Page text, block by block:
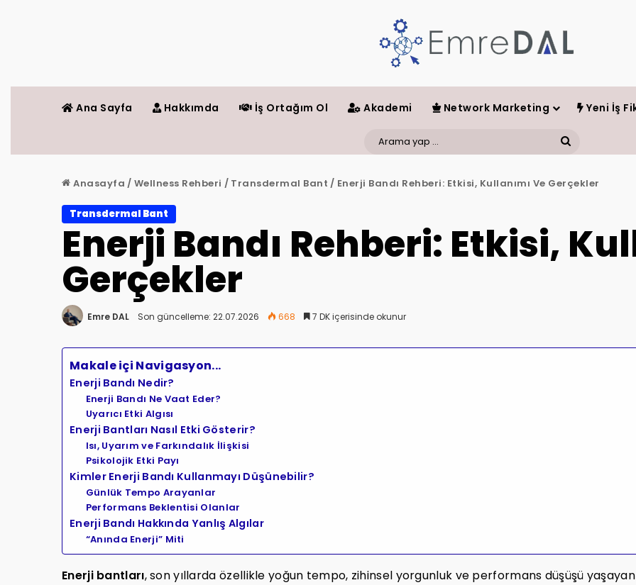
Ana Sayfa Hakkımda İş Ortağım Ol Akademi Network Marketing Yeni İş
Arama
...
Anasayfa / Wellness Rehberi / Transdermal Bant / Enerji Bandı Rehberi: Etkisi, Kullanımı Ve Gerçekler
Transdermal Bant
Enerji Bandı Rehberi: Etkisi,
Gerçekler
Emre DAL Son güncelleme: 22.07.2026 668 7 DK içerisinde okunur
Makale içi Navigasyon...
Enerji Bandı Nedir?
Enerji Bandı Ne Vaat Eder?
Uyarıcı Etki Algısı
Enerji Bantları Nasıl Etki Gösterir?
Isı, Uyarım ve Farkındalık İlişkisi
Psikolojik Etki Payı
Kimler Enerji Bandı Kullanmayı Düşünebilir?
Günlük Tempo Arayanlar
Performans Beklentisi Olanlar
Enerji Bandı Hakkında Yanlış Algılar
“Anında Enerji” Miti
Enerji bantları, son yıllarda özellikle yoğun tempo, zihinsel yorgunluk ve performans düşüşü yaşayan